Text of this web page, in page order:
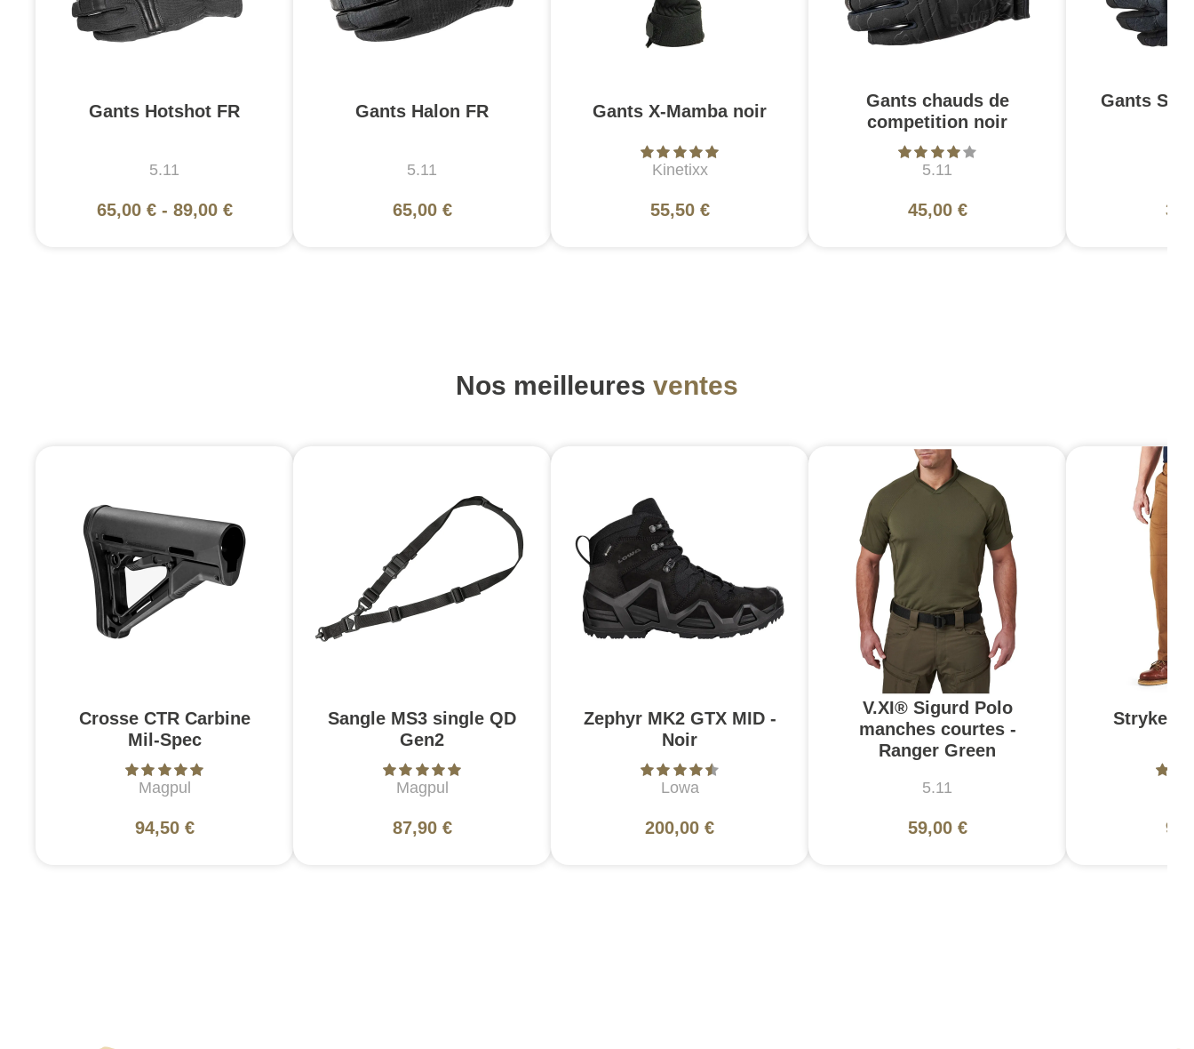
Gants Hotshot FR
5.11
65,00 €- 89,00 €
Gants Halon FR
5.11
65,00 €
Gants X-Mamba noir
Kinetixx
55,50 €
Gants chauds de
competition noir
5.11
45,00 €
Gants
Nos meilleures ventes
Crosse CTR Carbine
Mil-Spec
Magpul
94,50 €
Sangle MS3 single QD
Gen2
Magpul
87,90 €
Zephyr MK2 GTX MID -
Noir
Lowa
200,00 €
V.XI® Sigurd Polo
manches courtes -
Ranger Green
5.11
59,00 €
Stryke